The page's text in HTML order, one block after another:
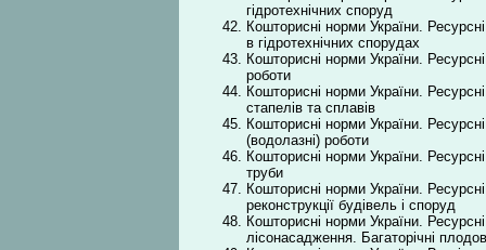
гідротехнічних споруд
Кошторисні норми України.
в гідротехнічних спорудах
Кошторисні норми України.
роботи
Кошторисні норми України.
стапелів та сплавів
Кошторисні норми України.
(водолазні) роботи
Кошторисні норми України.
труби
Кошторисні норми України.
реконструкції будівель і споруд
Кошторисні норми України.
лісонасадження. Багаторічні